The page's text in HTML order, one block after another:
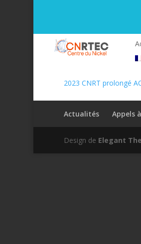
2023 CNRT prolongé
Actualités Appels
Design de Elegant